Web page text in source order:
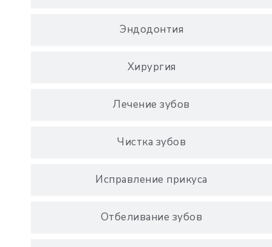
Эндодонтия
Хирургия
Лечение зубов
Чистка зубов
Исправление прикуса
Отбеливание зубов